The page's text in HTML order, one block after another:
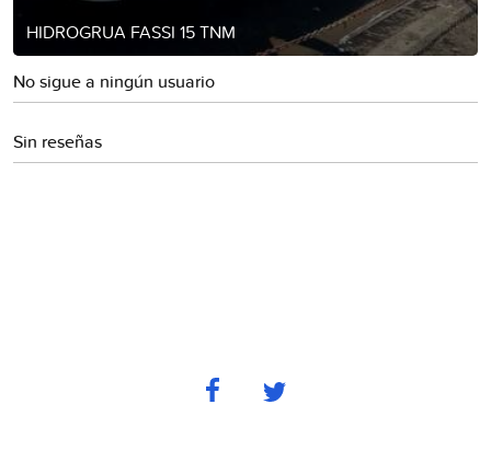
HIDROGRUA FASSI 15 TNM
No sigue a ningún usuario
Sin reseñas